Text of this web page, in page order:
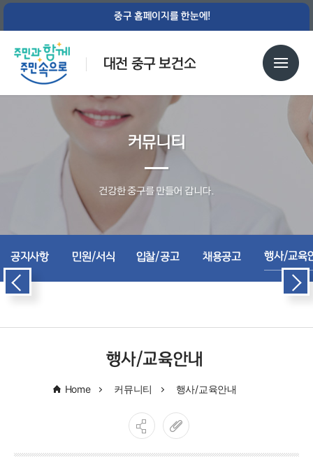
중구 홈페이지를 한눈에!
대전 중구 보건소
커뮤니티
건강한 중구를 만들어 갑니다.
공지사항 민원/서식 입찰/공고 채용공고 행사/교육
행사/교육안내
Home 커뮤니티 행사/교육안내